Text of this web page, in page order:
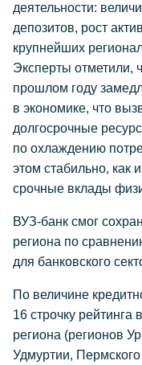
деятельности:
депозитов, рост
крупнейших
Эксперты отметили,
прошлом году
в экономике, что
долгосрочные
по охлаждению
этом стабильно, как
срочные вклады
ВУЗ-банк смог
региона по
для банковского
По величине
16 строчку рейтинга
региона (регионов
Удмуртии,